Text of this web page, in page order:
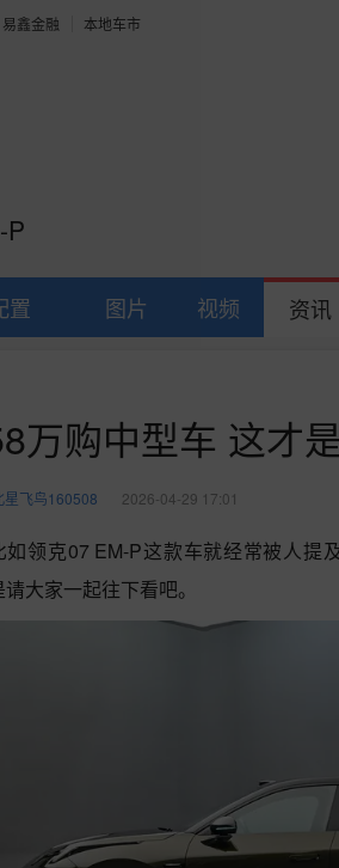
易鑫金融 本地车市
P
置 图片 视频 资讯
万购中型车 这才
星飞鸟160508 2026-04-29 17:01
如领克07 EM-P这款车就经常被人提
大家一起往下看吧。